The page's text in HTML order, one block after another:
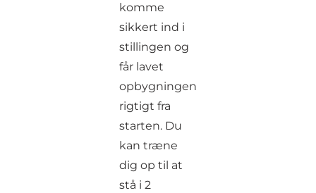
komme
sikkert ind i
stillingen og
får lavet
opbygningen
rigtigt fra
starten. Du
kan træne
dig op til at
stå i 2